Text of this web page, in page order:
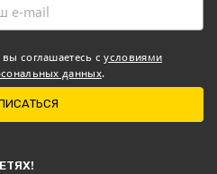
соглашаетесь сусловиями
данных.